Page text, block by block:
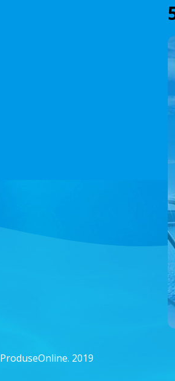
ProduseOnline. 2019